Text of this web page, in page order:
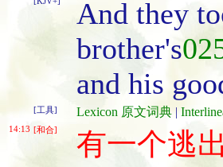
And they
brother's
and his
[工具] Lexicon 原文词典 |
14:13 [和合]
有一个逃